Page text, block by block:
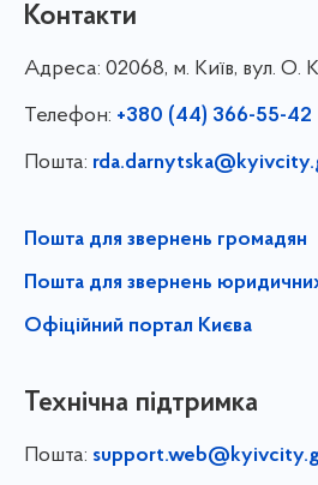
Контакти
Адреса: 02068, м. Київ, вул. О.
Телефон: +380 (44) 366-55-42
Пошта:
Пошта для звернень громадян
Пошта для звернень
Офіційний портал Києва
Технічна підтримка
Пошта: